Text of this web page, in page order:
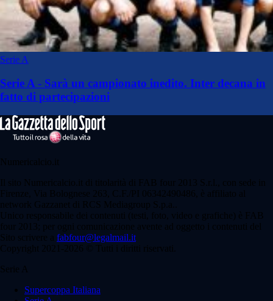
Serie A
Serie A - Sarà un campionato inedito. Inter decana in
fatto di partecipazioni
Numericalcio.it
Il sito Numericalcio.it di titolarità di FAB four 2013 S.r.l., con sede in
Firenze, Via Bolognese 263, C.F./PI 06342490486, è affiliato al
network Gazzanet di RCS Mediagroup S.p.a..
Unico responsabile dei contenuti (testi, foto, video e grafiche) è FAB
four 2013; per ogni comunicazione avente ad oggetto i contenuti del
Sito scrivere a fabfour@legalmail.it
Copyright 2021-2026 © Tutti i diritti riservati.
Serie A
Supercoppa Italiana